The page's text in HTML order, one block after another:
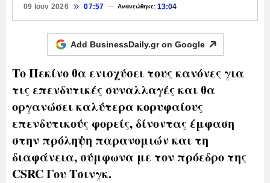
09 Ιουν 2026 07:57 Ανανεώθηκε:13:04
Add BusinessDaily.gr on Google
Το Πεκίνο θα ενισχύσει τους κανόνες για
τις επενδυτικές συναλλαγές και θα
οργανώσει καλύτερα κορυφαίους
επενδυτικούς φορείς, δίνοντας έμφαση
στην πρόληψη παρανομιών και τη
διαφάνεια, σύμφωνα με τον πρόεδρο της
CSRC Γου Τσινγκ.